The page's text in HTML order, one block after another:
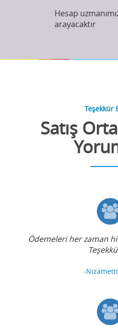
Hesap
arayacaktır
Teşekkür
Satış
Ödemeleri her zaman
-